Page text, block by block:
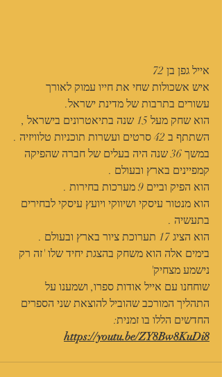
אייל גפן בן 72
איש אשכולות שחי את חייו עמוק לאורך
עשורים בתרבות של מדינת ישראל.
הוא שחק מעל 15 שנה בתיאטרונים בישראל ,
השתתף ב 42 סרטים ועשרות תוכניות טלוויזיה .
במשך 36 שנה היה בעלים של חברה שהפיקה
קמפיינים בארץ ובעולם .
הוא הפיק וביים 9 מערכות בחירות .
הוא מנטור עיסקי ושיווקי ויועץ עיסקי לבחירים
בתעשיה .
הוא הציג 17 תערוכת ציור בארץ ובעולם .
בימים אלה הוא משחק בהצגת יחיד שלו 'זה רק
נישמע מצחיק'
שוחחנו עם אייל אודות ספרו, ושמענו על
התהליך המורכב שהוביל להוצאת שני הספרים
החדשים הללו בו זמנית:
https://youtu.be/ZY8Bw8KuDi8